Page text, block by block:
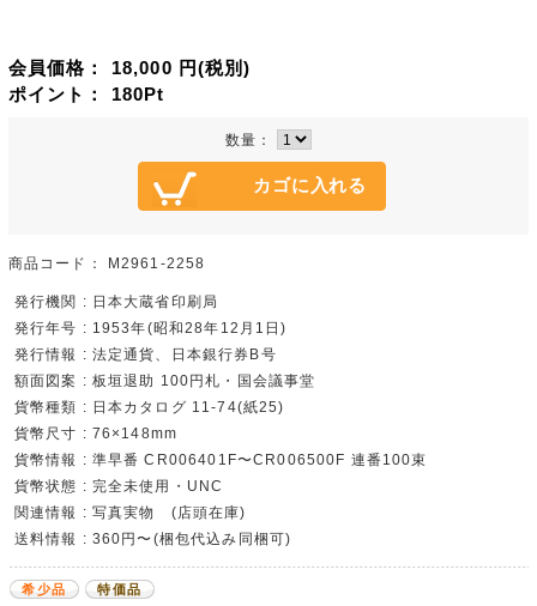
会員価格： 18,000 円(税別)
ポイント： 180Pt
数量：
商品コード： M2961-2258
発行機関 : 日本大蔵省印刷局
発行年号 : 1953年(昭和28年12月1日)
発行情報 : 法定通貨、日本銀行券B号
額面図案 : 板垣退助 100円札・国会議事堂
貨幣種類 : 日本カタログ 11-74(紙25)
貨幣尺寸 : 76×148mm
貨幣情報 : 準早番 CR006401F〜CR006500F 連番100束
貨幣状態 : 完全未使用・UNC
関連情報 : 写真実物 (店頭在庫)
送料情報 : 360円〜(梱包代込み同梱可)
希少品 特価品